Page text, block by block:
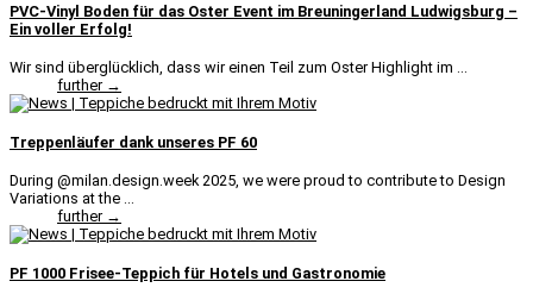
PVC-Vinyl Boden für das Oster Event im Breuningerland Ludwigsburg –
Ein voller Erfolg!
Wir sind überglücklich, dass wir einen Teil zum Oster Highlight im ...
further →
Treppenläufer dank unseres PF 60
During @milan.design.week 2025, we were proud to contribute to Design
Variations at the ...
further →
PF 1000 Frisee-Teppich für Hotels und Gastronomie